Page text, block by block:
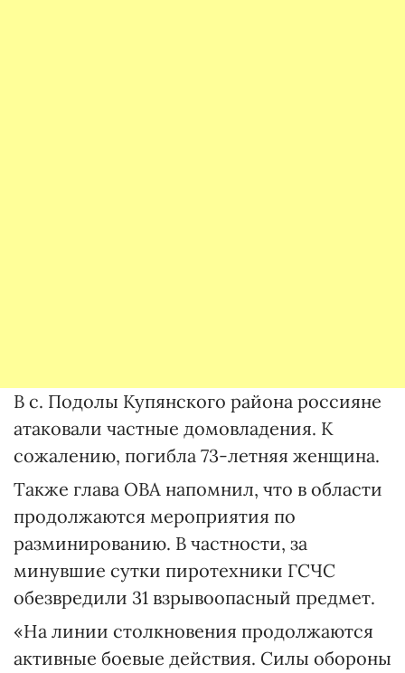
В с. Подолы Купянского района россияне
атаковали частные домовладения. К
сожалению, погибла 73-летняя женщина.
Также глава ОВА напомнил, что в области
продолжаются мероприятия по
разминированию. В частности, за
минувшие сутки пиротехники ГСЧС
обезвредили 31 взрывоопасный предмет.
«На линии столкновения продолжаются
активные боевые действия. Силы обороны